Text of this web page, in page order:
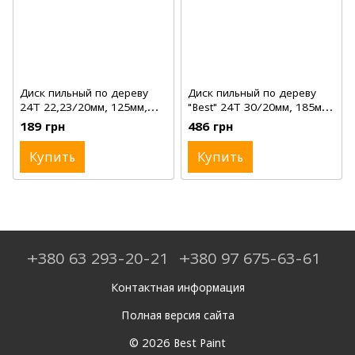
Диск пильный по дереву
24Т 22,23/20мм, 125мм,
1,8мм
189 грн
Купить
Диск пильный по дереву
"Best" 24Т 30/20мм, 185мм,
2,2мм
486 грн
Купить
+380 63 293-20-21 +380 97 675-63-61
Контактная информация
Полная версия сайта
© 2026 Best Paint